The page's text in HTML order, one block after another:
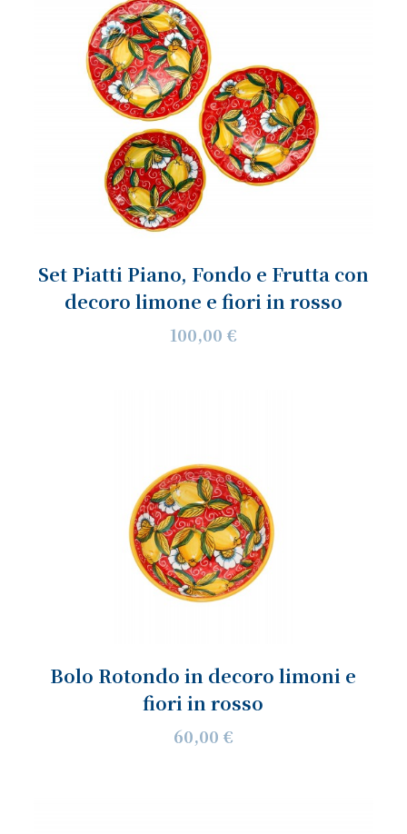
Set Piatti Piano, Fondo e Frutta con
decoro limone e fiori in rosso
100,00 €
Bolo Rotondo in decoro limoni e
fiori in rosso
60,00 €